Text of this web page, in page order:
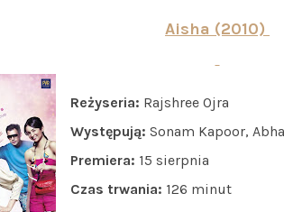
Aisha (2010)
Reżyseria: Rajshree Ojra
Występują: Sonam Kapoor,
Premiera: 15 sierpnia
Czas trwania: 126 minut